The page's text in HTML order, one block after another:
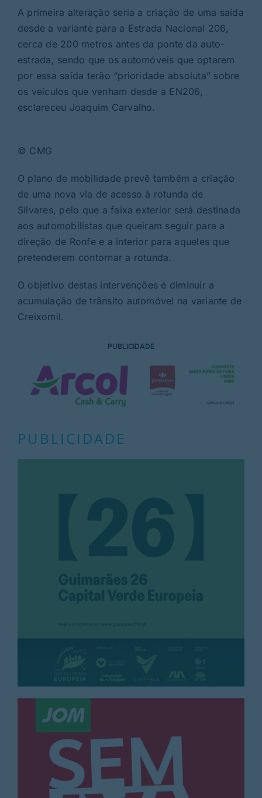
A primeira alteração seria a criação de uma saída
desde a variante para a Estrada Nacional 206,
cerca de 200 metros antes da ponte da auto-
estrada, sendo que os automóveis que optarem
por essa saída terão “prioridade absoluta” sobre
os veículos que venham desde a EN206,
esclareceu Joaquim Carvalho.
© CMG
O plano de mobilidade prevê também a criação
de uma nova via de acesso à rotunda de
Silvares, pelo que a faixa exterior será destinada
aos automobilistas que queiram seguir para a
direção de Ronfe e a interior para aqueles que
pretenderem contornar a rotunda.
O objetivo destas intervenções é diminuir a
acumulação de trânsito automóvel na variante de
Creixomil.
PUBLICIDADE
PUBLICIDADE